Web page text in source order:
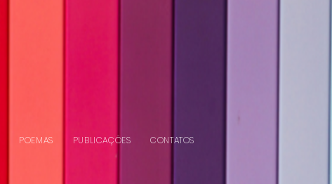
POEMAS PUBLICAÇÕES CONTATOS